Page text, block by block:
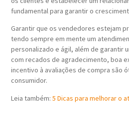
fundamental para garantir o
Garantir que os vendedores estejam
tendo sempre em mente um
personalizado e ágil, além de garantir
com recados de agradecimento, boa
incentivo à avaliações de compra são
consumidor.
Leia também:5 Dicas para melhorar o